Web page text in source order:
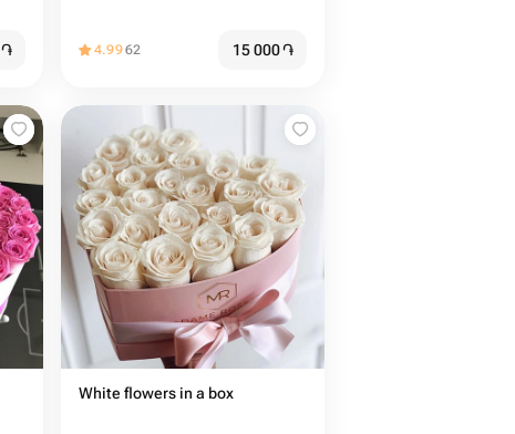
֏ 4.9962 15 000֏
White flowers in a box